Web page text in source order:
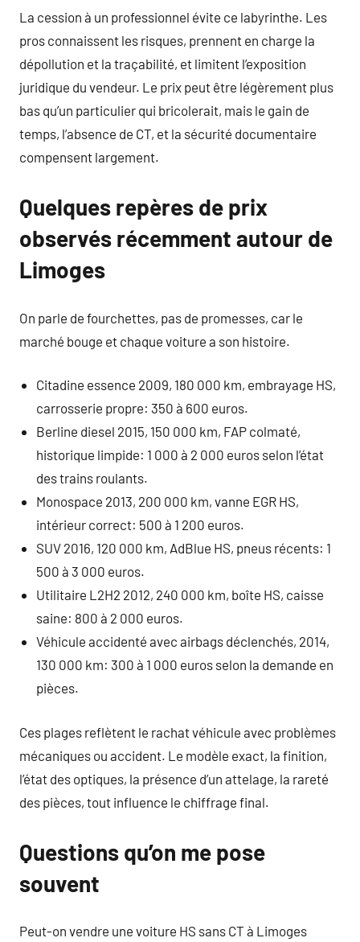
La cession à un professionnel évite ce labyrinthe. Les
pros connaissent les risques, prennent en charge la
dépollution et la traçabilité, et limitent l’exposition
juridique du vendeur. Le prix peut être légèrement plus
bas qu’un particulier qui bricolerait, mais le gain de
temps, l’absence de CT, et la sécurité documentaire
compensent largement.
Quelques repères de prix
observés récemment autour de
Limoges
On parle de fourchettes, pas de promesses, car le
marché bouge et chaque voiture a son histoire.
Citadine essence 2009, 180 000 km, embrayage HS,
carrosserie propre: 350 à 600 euros.
Berline diesel 2015, 150 000 km, FAP colmaté,
historique limpide: 1 000 à 2 000 euros selon l’état
des trains roulants.
Monospace 2013, 200 000 km, vanne EGR HS,
intérieur correct: 500 à 1 200 euros.
SUV 2016, 120 000 km, AdBlue HS, pneus récents: 1
500 à 3 000 euros.
Utilitaire L2H2 2012, 240 000 km, boîte HS, caisse
saine: 800 à 2 000 euros.
Véhicule accidenté avec airbags déclenchés, 2014,
130 000 km: 300 à 1 000 euros selon la demande en
pièces.
Ces plages reflètent le rachat véhicule avec problèmes
mécaniques ou accident. Le modèle exact, la finition,
l’état des optiques, la présence d’un attelage, la rareté
des pièces, tout influence le chiffrage final.
Questions qu’on me pose
souvent
Peut-on vendre une voiture HS sans CT à Limoges